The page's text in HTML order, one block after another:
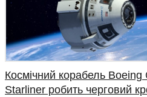
Космічний корабель Boeing
Starliner робить черговий